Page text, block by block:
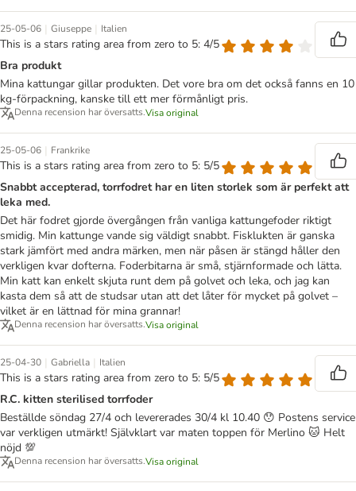
25-05-06 | Giuseppe | Italien
This is a stars rating area from zero to 5: 4/5
Bra produkt
Mina kattungar gillar produkten. Det vore bra om det också fanns en 10
kg-förpackning, kanske till ett mer förmånligt pris.
Denna recension har översatts.Visa original
25-05-06 | Frankrike
This is a stars rating area from zero to 5: 5/5
Snabbt accepterad, torrfodret har en liten storlek som är perfekt att
leka med.
Det här fodret gjorde övergången från vanliga kattungefoder riktigt
smidig. Min kattunge vande sig väldigt snabbt. Fisklukten är ganska
stark jämfört med andra märken, men när påsen är stängd håller den
verkligen kvar dofterna. Foderbitarna är små, stjärnformade och lätta.
Min katt kan enkelt skjuta runt dem på golvet och leka, och jag kan
kasta dem så att de studsar utan att det låter för mycket på golvet –
vilket är en lättnad för mina grannar!
Denna recension har översatts.Visa original
25-04-30 | Gabriella | Italien
This is a stars rating area from zero to 5: 5/5
R.C. kitten sterilised torrfoder
Beställde söndag 27/4 och levererades 30/4 kl 10.40 😯 Postens service
var verkligen utmärkt! Självklart var maten toppen för Merlino 🐱 Helt
nöjd 💯
Denna recension har översatts.Visa original